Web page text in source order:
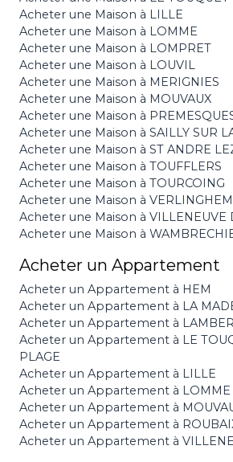
Acheter une Maison à LILLE
Acheter une Maison à LOMME
Acheter une Maison à LOMPRET
Acheter une Maison à LOUVIL
Acheter une Maison à MERIGNIES
Acheter une Maison à MOUVAUX
Acheter une Maison à
Acheter une Maison à SAILLY SUR
Acheter une Maison à ST ANDRE
Acheter une Maison à TOUFFLERS
Acheter une Maison à TOURCOING
Acheter une Maison à VERLINGHEM
Acheter une Maison à VILLENEUVE
Acheter une Maison à
Acheter un Appartement
Acheter un Appartement à HEM
Acheter un Appartement à LA
Acheter un Appartement à
Acheter un Appartement à LE
PLAGE
Acheter un Appartement à LILLE
Acheter un Appartement à LOMME
Acheter un Appartement à
Acheter un Appartement à
Acheter un Appartement à